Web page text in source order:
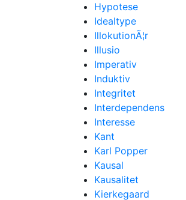
Hypotese
Idealtype
IllokutionÃ¦r
Illusio
Imperativ
Induktiv
Integritet
Interdependens
Interesse
Kant
Karl Popper
Kausal
Kausalitet
Kierkegaard